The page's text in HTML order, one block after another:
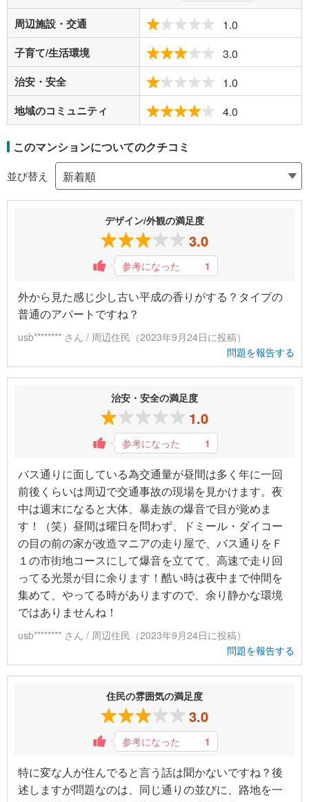
周辺施設・交通 1.0
子育て/生活環境 3.0
治安・安全 1.0
地域のコミュニティ 4.0
このマンションについてのクチコミ
並び替え
デザイン/外観の満足度
3.0
参考になった 1
外から見た感じ少し古い平成の香りがする？タイプの
普通のアパートですね？
usb******** さん / 周辺住民（2023年9月24日に投稿）
問題を報告する
治安・安全の満足度
1.0
参考になった 1
バス通りに面している為交通量が昼間は多く年に一回
前後くらいは周辺で交通事故の現場を見かけます。夜
中は週末になると大体、暴走族の爆音で目が覚めま
す！（笑）昼間は曜日を問わず、ドミール・ダイコー
の目の前の家が改造マニアの走り屋で、バス通りをＦ
１の市街地コースにして爆音を立てて、高速で走り回
ってる光景が目に余ります！酷い時は夜中まで仲間を
集めて、やってる時がありますので、余り静かな環境
ではありませんね！
usb******** さん / 周辺住民（2023年9月24日に投稿）
問題を報告する
住民の雰囲気の満足度
3.0
参考になった 1
特に変な人が住んでると言う話は聞かないですね？後
述しますが問題なのは、同じ通りの並びに、路地を一